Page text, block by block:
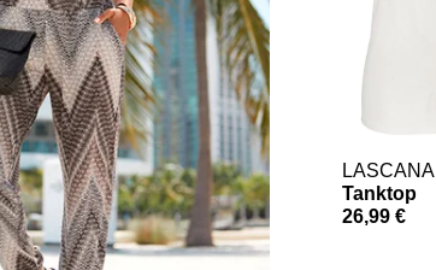
LASCANA
Tanktop
26,99 €